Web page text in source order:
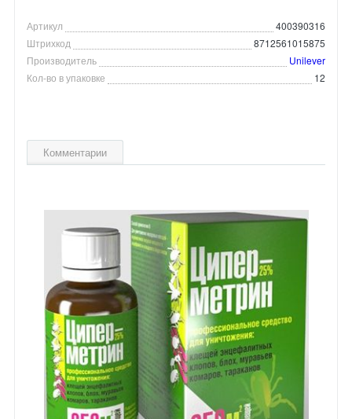
Артикул
400390316
Штрихкод
8712561015875
Производитель
Unilever
Кол-во в упаковке
12
Комментарии